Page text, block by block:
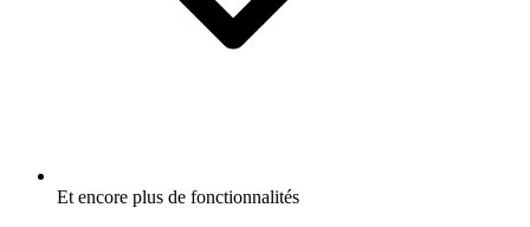
Et encore plus de fonctionnalités